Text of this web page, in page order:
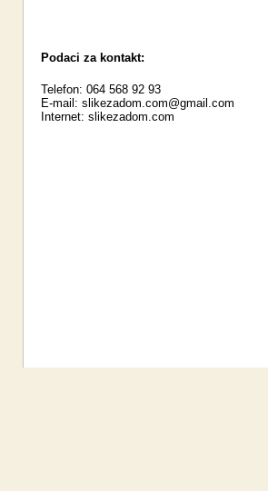
Podaci za kontakt:
Telefon: 064 568 92 93
E-mail: slikezadom.com@gmail.com
Internet: slikezadom.com